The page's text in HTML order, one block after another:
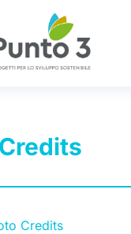
Credits